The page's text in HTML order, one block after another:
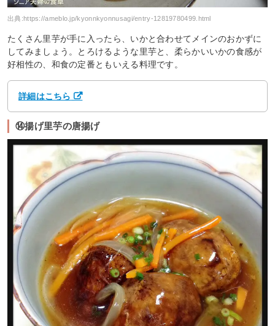
出典:https://ameblo.jp/kyonnkyonnusagi/entry-12819780499.html
たくさん里芋が手に入ったら、いかと合わせてメインのおかずに
してみましょう。とろけるような里芋と、柔らかいいかの食感が
好相性の、和食の定番ともいえる料理です。
詳細はこちら
⑭揚げ里芋の唐揚げ